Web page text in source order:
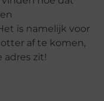
is namelijk voor
af te komen,
adres zit!